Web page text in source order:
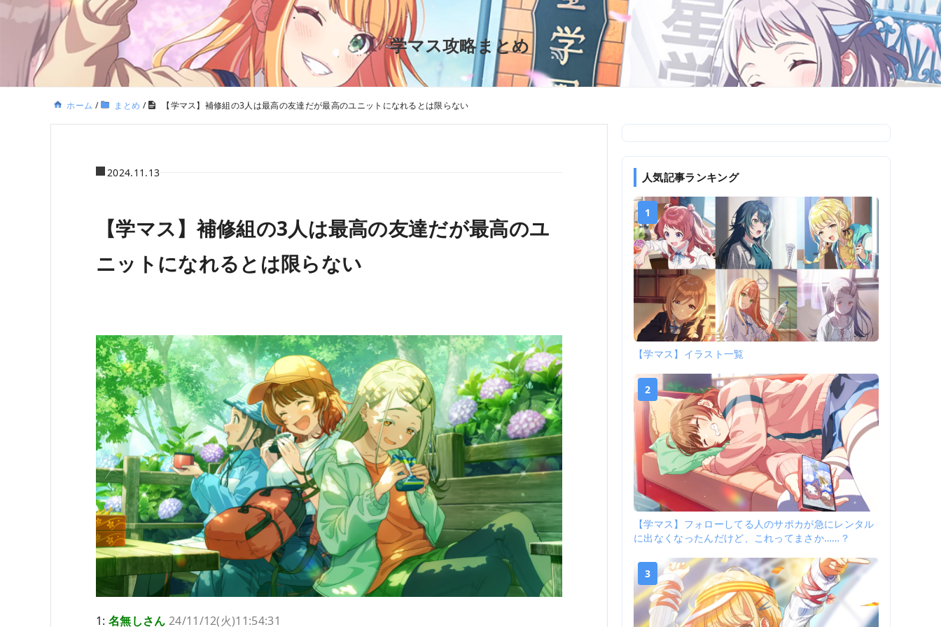
学マス攻略まとめ
ホーム / まとめ / 【学マス】補修組の3人は最高の友達だが最高のユニットになれるとは限らない
2024.11.13
【学マス】補修組の3人は最高の友達だが最高のユ
ニットになれるとは限らない
1: 名無しさん 24/11/12(火)11:54:31
人気記事ランキング
1
【学マス】イラスト一覧
2
【学マス】フォローしてる人のサポカが急にレンタル
に出なくなったんだけど、これってまさか……？
3